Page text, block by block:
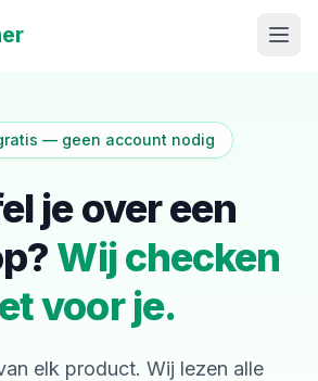
— geen account nodig
je over een
Wij checken
voor je.
elk product. Wij lezen alle